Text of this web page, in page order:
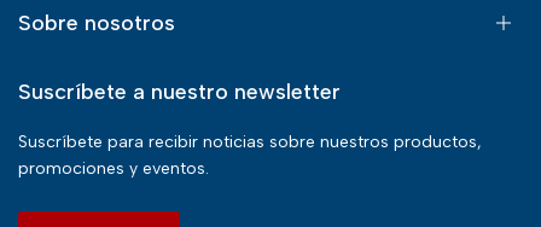
Sobre nosotros
Suscríbete a nuestro newsletter
Suscríbete para recibir noticias sobre nuestros productos,
promociones y eventos.